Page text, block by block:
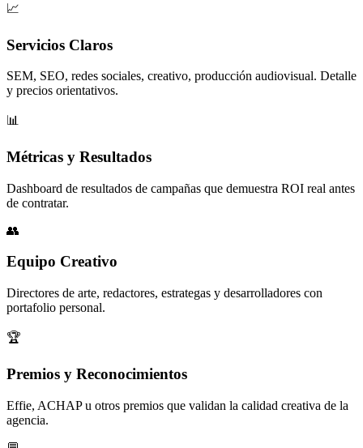
📈
Servicios Claros
SEM, SEO, redes sociales, creativo, producción audiovisual. Detalle
y precios orientativos.
📊
Métricas y Resultados
Dashboard de resultados de campañas que demuestra ROI real antes
de contratar.
👥
Equipo Creativo
Directores de arte, redactores, estrategas y desarrolladores con
portafolio personal.
🏆
Premios y Reconocimientos
Effie, ACHAP u otros premios que validan la calidad creativa de la
agencia.